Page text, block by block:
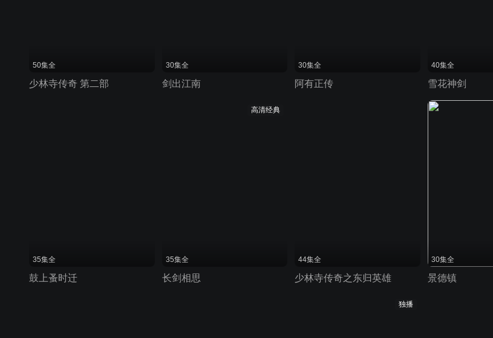
50集全
少林寺传奇 第二部
30集全
剑出江南
30集全
阿有正传
40集全
雪花神剑
35集全
鼓上蚤时迁
高清经典
35集全
长剑相思
44集全
少林寺传奇之东归英雄
30集全
景德镇
独播